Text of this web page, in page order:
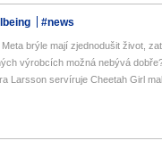
#news
brýle mají zjednodušit život,
výrobcích možná nebývá
Larsson servíruje Cheetah Girl